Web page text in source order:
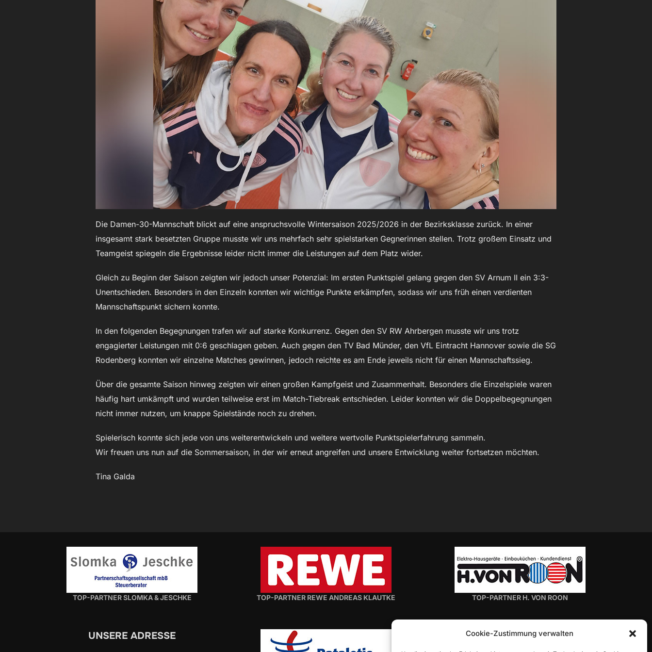
Cookie-Zustimmung verwalten
Die Damen-30-Mannschaft blickt auf eine anspruchsvolle Wintersaison 2025/2026 in der Bezirksklasse zurück. In einer
insgesamt stark besetzten Gruppe musste wir uns mehrfach sehr spielstarken Gegnerinnen stellen. Trotz großem Einsatz und
Teamgeist spiegeln die Ergebnisse leider nicht immer die Leistungen auf dem Platz wider.
Gleich zu Beginn der Saison zeigten wir jedoch unser Potenzial: Im ersten Punktspiel gelang gegen den SV Arnum II ein 3:3-
Unentschieden. Besonders in den Einzeln konnten wir wichtige Punkte erkämpfen, sodass wir uns früh einen verdienten
Mannschaftspunkt sichern konnte.
In den folgenden Begegnungen trafen wir auf starke Konkurrenz. Gegen den SV RW Ahrbergen musste wir uns trotz
engagierter Leistungen mit 0:6 geschlagen geben. Auch gegen den TV Bad Münder, den VfL Eintracht Hannover sowie die SG
Rodenberg konnten wir einzelne Matches gewinnen, jedoch reichte es am Ende jeweils nicht für einen Mannschaftssieg.
Über die gesamte Saison hinweg zeigten wir einen großen Kampfgeist und Zusammenhalt. Besonders die Einzelspiele waren
häufig hart umkämpft und wurden teilweise erst im Match-Tiebreak entschieden. Leider konnten wir die Doppelbegegnungen
nicht immer nutzen, um knappe Spielstände noch zu drehen.
Spielerisch konnte sich jede von uns weiterentwickeln und weitere wertvolle Punktspielerfahrung sammeln.
Wir freuen uns nun auf die Sommersaison, in der wir erneut angreifen und unsere Entwicklung weiter fortsetzen möchten.
Tina Galda
TOP-PARTNER SLOMKA & JESCHKE
UNSERE ADRESSE
TOP-PARTNER REWE ANDREAS KLAUTKE TOP-PARTNER H. VON ROON